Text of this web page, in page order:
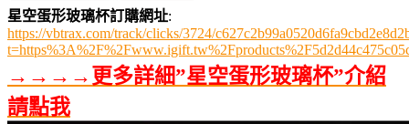
星空蛋形玻璃杯訂購網址:
https://vbtrax.com/track/clicks/3724/
→→→→更多詳細”星空蛋形玻璃杯”介紹
請點我